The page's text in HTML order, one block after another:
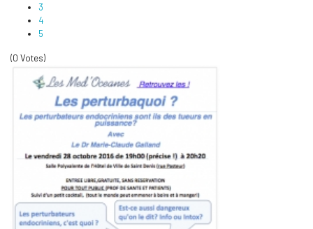
3
4
5
(0 Votes)